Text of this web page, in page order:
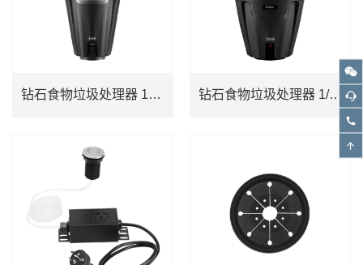
钻石食物垃圾处理器 1HP （带LED灯） MEXL100MCL 钻石食物垃圾处理器 1/2HP MEX50MCL
钻石食物垃圾处理器 1/2HP MEX50MCL
DETAILS